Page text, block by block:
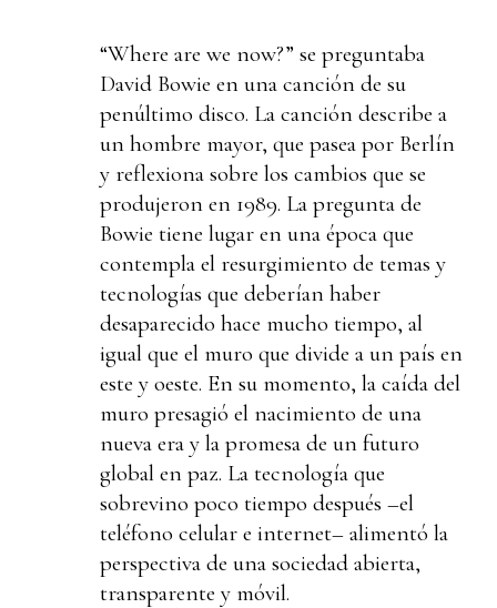
“Where are we now?” se preguntaba
David Bowie en una canción de su
penúltimo disco. La canción describe a
un hombre mayor, que pasea por Berlín
y reflexiona sobre los cambios que se
produjeron en 1989. La pregunta de
Bowie tiene lugar en una época que
contempla el resurgimiento de temas y
tecnologías que deberían haber
desaparecido hace mucho tiempo, al
igual que el muro que divide a un país en
este y oeste. En su momento, la caída del
muro presagió el nacimiento de una
nueva era y la promesa de un futuro
global en paz. La tecnología que
sobrevino poco tiempo después –el
teléfono celular e internet– alimentó la
perspectiva de una sociedad abierta,
transparente y móvil.